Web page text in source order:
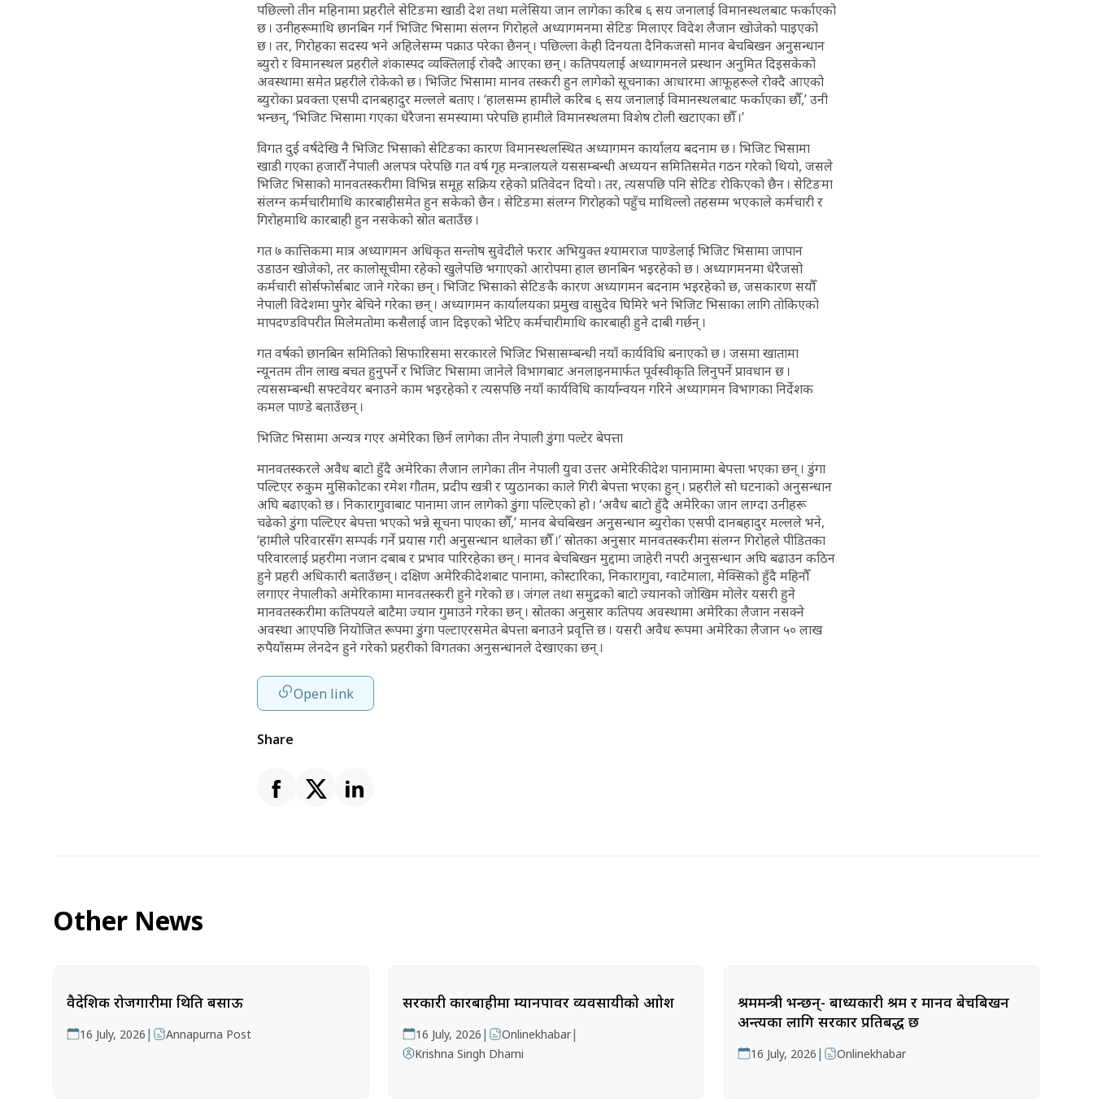
पछिल्लो तीन महिनामा प्रहरीले सेटिङमा खाडी देश तथा मलेसिया जान लागेका करिब ६ सय जनालाई विमानस्थलबाट फर्काएको
छ । उनीहरूमाथि छानबिन गर्न भिजिट भिसामा संलग्न गिरोहले अध्यागमनमा सेटिङ मिलाएर विदेश लैजान खोजेको पाइएको
छ । तर, गिरोहका सदस्य भने अहिलेसम्म पक्राउ परेका छैनन् । पछिल्ला केही दिनयता दैनिकजसो मानव बेचबिखन अनुसन्धान
ब्युरो र विमानस्थल प्रहरीले शंकास्पद व्यक्तिलाई रोक्दै आएका छन् । कतिपयलाई अध्यागमनले प्रस्थान अनुमित दिइसकेको
अवस्थामा समेत प्रहरीले रोकेको छ । भिजिट भिसामा मानव तस्करी हुन लागेको सूचनाका आधारमा आफूहरूले रोक्दै आएको
ब्युरोका प्रवक्ता एसपी दानबहादुर मल्लले बताए । ‘हालसम्म हामीले करिब ६ सय जनालाई विमानस्थलबाट फर्काएका छौँ,’ उनी
भन्छन्, ‘भिजिट भिसामा गएका धेरैजना समस्यामा परेपछि हामीले विमानस्थलमा विशेष टोली खटाएका छौँ ।’
विगत दुई वर्षदेखि नै भिजिट भिसाको सेटिङका कारण विमानस्थलस्थित अध्यागमन कार्यालय बदनाम छ । भिजिट भिसामा
खाडी गएका हजारौँ नेपाली अलपत्र परेपछि गत वर्ष गृह मन्त्रालयले यससम्बन्धी अध्ययन समितिसमेत गठन गरेको थियो, जसले
भिजिट भिसाको मानवतस्करीमा विभिन्न समूह सक्रिय रहेको प्रतिवेदन दियो । तर, त्यसपछि पनि सेटिङ रोकिएको छैन । सेटिङमा
संलग्न कर्मचारीमाथि कारबाहीसमेत हुन सकेको छैन । सेटिङमा संलग्न गिरोहको पहुँच माथिल्लो तहसम्म भएकाले कर्मचारी र
गिरोहमाथि कारबाही हुन नसकेको स्रोत बताउँछ ।
गत ७ कात्तिकमा मात्र अध्यागमन अधिकृत सन्तोष सुवेदीले फरार अभियुक्त श्यामराज पाण्डेलाई भिजिट भिसामा जापान
उडाउन खोजेको, तर कालोसूचीमा रहेको खुलेपछि भगाएको आरोपमा हाल छानबिन भइरहेको छ । अध्यागमनमा धेरैजसो
कर्मचारी सोर्सफोर्सबाट जाने गरेका छन् । भिजिट भिसाको सेटिङकै कारण अध्यागमन बदनाम भइरहेको छ, जसकारण सयौँ
नेपाली विदेशमा पुगेर बेचिने गरेका छन् । अध्यागमन कार्यालयका प्रमुख वासुदेव घिमिरे भने भिजिट भिसाका लागि तोकिएको
मापदण्डविपरीत मिलेमतोमा कसैलाई जान दिइएको भेटिए कर्मचारीमाथि कारबाही हुने दाबी गर्छन् ।
गत वर्षको छानबिन समितिको सिफारिसमा सरकारले भिजिट भिसासम्बन्धी नयाँ कार्यविधि बनाएको छ । जसमा खातामा
न्यूनतम तीन लाख बचत हुनुपर्ने र भिजिट भिसामा जानेले विभागबाट अनलाइनमार्फत पूर्वस्वीकृति लिनुपर्ने प्रावधान छ ।
त्यससम्बन्धी सफ्टवेयर बनाउने काम भइरहेको र त्यसपछि नयाँ कार्यविधि कार्यान्वयन गरिने अध्यागमन विभागका निर्देशक
कमल पाण्डे बताउँछन् ।
भिजिट भिसामा अन्यत्र गएर अमेरिका छिर्न लागेका तीन नेपाली डुंगा पल्टेर बेपत्ता
मानवतस्करले अवैध बाटो हुँदै अमेरिका लैजान लागेका तीन नेपाली युवा उत्तर अमेरिकी देश पानामामा बेपत्ता भएका छन् । डुंगा
पल्टिएर रुकुम मुसिकोटका रमेश गौतम, प्रदीप खत्री र प्युठानका काले गिरी बेपत्ता भएका हुन् । प्रहरीले सो घटनाको अनुसन्धान
अघि बढाएको छ । निकारागुवाबाट पानामा जान लागेको डुंगा पल्टिएको हो । ‘अवैध बाटो हुँदै अमेरिका जान लाग्दा उनीहरू
चढेको डुंगा पल्टिएर बेपत्ता भएको भन्ने सूचना पाएका छौँ,’ मानव बेचबिखन अनुसन्धान ब्युरोका एसपी दानबहादुर मल्लले भने,
‘हामीले परिवारसँग सम्पर्क गर्ने प्रयास गरी अनुसन्धान थालेका छौँ ।’ स्रोतका अनुसार मानवतस्करीमा संलग्न गिरोहले पीडितका
परिवारलाई प्रहरीमा नजान दबाब र प्रभाव पारिरहेका छन् । मानव बेचबिखन मुद्दामा जाहेरी नपरी अनुसन्धान अघि बढाउन कठिन
हुने प्रहरी अधिकारी बताउँछन् । दक्षिण अमेरिकी देशबाट पानामा, कोस्टारिका, निकारागुवा, ग्वाटेमाला, मेक्सिको हुँदै महिनौँ
लगाएर नेपालीको अमेरिकामा मानवतस्करी हुने गरेको छ । जंगल तथा समुद्रको बाटो ज्यानको जोखिम मोलेर यसरी हुने
मानवतस्करीमा कतिपयले बाटैमा ज्यान गुमाउने गरेका छन् । स्रोतका अनुसार कतिपय अवस्थामा अमेरिका लैजान नसक्ने
अवस्था आएपछि नियोजित रूपमा डुंगा पल्टाएरसमेत बेपत्ता बनाउने प्रवृत्ति छ । यसरी अवैध रूपमा अमेरिका लैजान ५० लाख
रुपैयाँसम्म लेनदेन हुने गरेको प्रहरीको विगतका अनुसन्धानले देखाएका छन् ।
Open link
Share
Other News
वैदेशिक रोजगारीमा थिति बसाऊ
16 July, 2026 | Annapurna Post
सरकारी कारबाहीमा म्यानपावर व्यवसायीको आक्रोश
16 July, 2026 | Onlinekhabar|
Krishna Singh Dhami
श्रममन्त्री भन्छन्- बाध्यकारी श्रम र मानव बेचबिखन
अन्त्यका लागि सरकार प्रतिबद्ध छ
16 July, 2026 | Onlinekhabar